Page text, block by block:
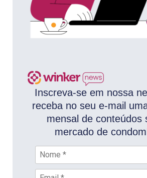
Inscreva-se em nossa
receba no seu e-mail
mensal de conteúdos
mercado de